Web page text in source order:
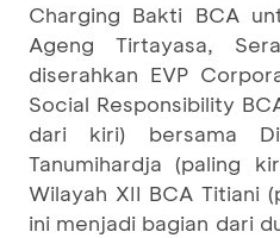
Charging Bakti BCA
Ageng Tirtayasa,
diserahkan EVP
Social Responsibility
dari kiri) bersama
Tanumihardja (paling
Wilayah XII BCA Titiani
ini menjadi bagian dari